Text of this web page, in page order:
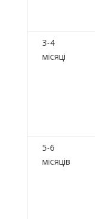
3-4
місяці
5-6
місяців